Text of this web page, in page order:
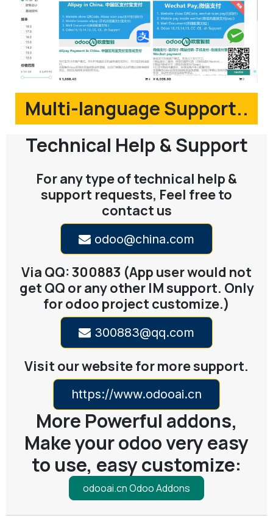
Multi-language Support..
Technical Help & Support
For any type of technical help &
support requests, Feel free to
contact us
odoo@china.com
Via QQ: 300883 (App user would not
get QQ or any other IM support. Only
for odoo project customize.)
300883@qq.com
Visit our website for more support.
https://www.odooai.cn
More Powerful addons,
Make your odoo very easy
to use, easy customize:
odooai.cn Odoo Addons